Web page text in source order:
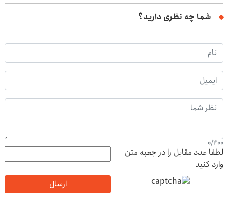
شما چه نظری دارید؟
0/400
لطفا عدد مقابل را در جعبه متن
وارد کنید
ارسال